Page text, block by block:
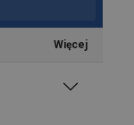
Więcej